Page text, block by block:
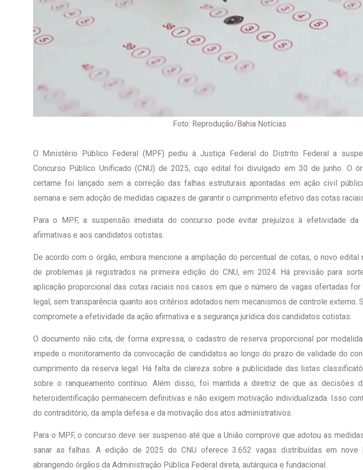
Foto: Reprodução/Bahia Notícias
O Ministério Público Federal (MPF) pediu à Justiça Federal do Distrito Federal a
Concurso Público Unificado (CNU) de 2025, cujo edital foi divulgado em 30 de junho. O
certame foi lançado sem a correção das falhas estruturais apontadas em ação civil
semana e sem adoção de medidas capazes de garantir o cumprimento efetivo das cotas
Para o MPF, a suspensão imediata do concurso pode evitar prejuízos à efetividade
afirmativas e aos candidatos cotistas.
De acordo com o órgão, embora mencione a ampliação do percentual de cotas, o novo edital
de problemas já registrados na primeira edição do CNU, em 2024. Há previsão para
aplicação proporcional das cotas raciais nos casos em que o número de vagas ofertadas
legal, sem transparência quanto aos critérios adotados nem mecanismos de controle externo.
compromete a efetividade da ação afirmativa e a segurança jurídica dos candidatos cotistas.
O documento não cita, de forma expressa, o cadastro de reserva proporcional por
impede o monitoramento da convocação de candidatos ao longo do prazo de validade do
cumprimento da reserva legal. Há falta de clareza sobre a publicidade das listas
sobre o ranqueamento contínuo. Além disso, foi mantida a diretriz de que as decisões
heteroidentificação permanecem definitivas e não exigem motivação individualizada. Isso
do contraditório, da ampla defesa e da motivação dos atos administrativos.
Para o MPF, o concurso deve ser suspenso até que a União comprove que adotou as
sanar as falhas. A edição de 2025 do CNU oferece 3.652 vagas distribuídas em nove
abrangendo órgãos da Administração Pública Federal direta, autárquica e fundacional.
1º Dia - São Pedro Do Bairro Olhos
D’água
01 JUL 2018
Inauguração Da
CENTER Em
09 JAN 2018